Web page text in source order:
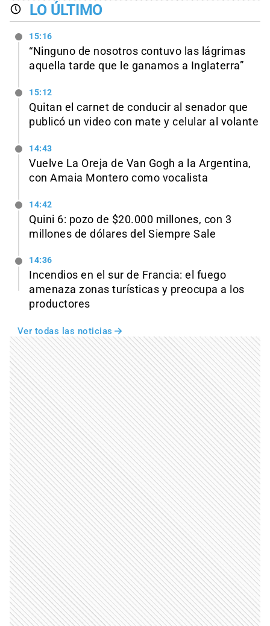
LO ÚLTIMO
15:16
“Ninguno de nosotros contuvo las lágrimas
aquella tarde que le ganamos a Inglaterra”
15:12
Quitan el carnet de conducir al senador que
publicó un video con mate y celular al volante
14:43
Vuelve La Oreja de Van Gogh a la Argentina,
con Amaia Montero como vocalista
14:42
Quini 6: pozo de $20.000 millones, con 3
millones de dólares del Siempre Sale
14:36
Incendios en el sur de Francia: el fuego
amenaza zonas turísticas y preocupa a los
productores
Ver todas las noticias